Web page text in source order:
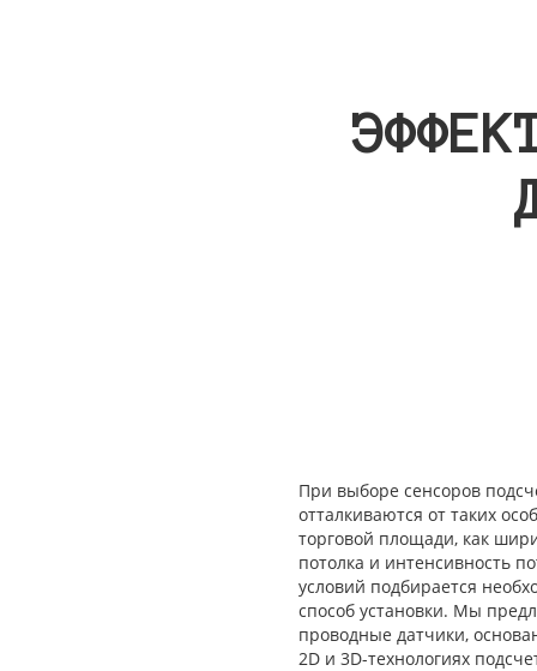
При выборе сенсоров
отталкиваются от таких
торговой площади, как
потолка и интенсивность
условий подбирается
способ установки. Мы
проводные датчики,
2D и 3D-технологиях